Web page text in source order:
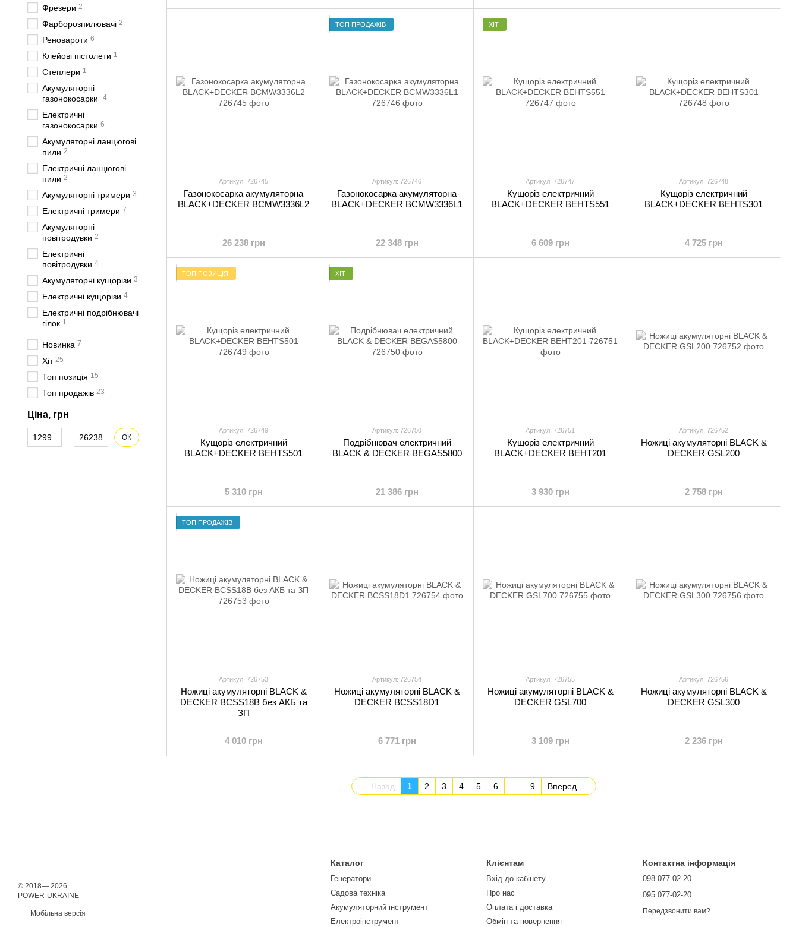
Артикул: 726745
Газонокосарка акумуляторна
BLACK+DECKER BCMW3336L2
26 238 грн
ТОП ПРОДАЖІВ
Артикул: 726746
Газонокосарка акумуляторна
BLACK+DECKER BCMW3336L1
22 348 грн
ХІТ
Артикул: 726747
Кущоріз електричний
BLACK+DECKER BEHTS551
6 609 грн
Артикул: 726748
Кущоріз електричний
BLACK+DECKER BEHTS301
4 725 грн
ТОП ПОЗИЦІЯ
Артикул: 726749
Кущоріз електричний
BLACK+DECKER BEHTS501
5 310 грн
ХІТ
Артикул: 726750
Подрібнювач електричний
BLACK & DECKER BEGAS5800
21 386 грн
Артикул: 726751
Кущоріз електричний
BLACK+DECKER BEHT201
3 930 грн
Артикул: 726752
Ножиці акумуляторні BLACK &
DECKER GSL200
2 758 грн
ТОП ПРОДАЖІВ
Артикул: 726753
Ножиці акумуляторні BLACK &
DECKER BCSS18B без АКБ та
ЗП
4 010 грн
Артикул: 726754
Ножиці акумуляторні BLACK &
DECKER BCSS18D1
6 771 грн
Артикул: 726755
Ножиці акумуляторні BLACK &
DECKER GSL700
3 109 грн
Артикул: 726756
Ножиці акумуляторні BLACK &
DECKER GSL300
2 236 грн
Назад 1 2 3 4 5 6 ... 9 Вперед
Фрезери 2
Фарборозпилювачі 2
Реновароти 6
Клейові пістолети 1
Степлери 1
Акумуляторні
газонокосарки
4
Електричні
газонокосарки 6
Акумуляторні ланцюгові
пили 2
Електричні ланцюгові
пили 2
Акумуляторні тримери 3
Електричні тримери 7
Акумуляторні
повітродувки 2
Електричні
повітродувки 4
Акумуляторні кущорізи 3
Електричні кущорізи 4
Електричні подрібнювачі
гілок 1
Новинка 7
Хіт 25
Топ позиція 15
Топ продажів 23
Ціна, грн
Від Ціна, грн
До Ціна, грн ОК
© 2018— 2026
POWER-UKRAINE
Мобільна версія
Каталог
Генератори
Садова техніка
Акумуляторний інструмент
Електроінструмент
Клієнтам
Вхід до кабінету
Про нас
Оплата і доставка
Обмін та повернення
Контактна інформація
098 077-02-20
095 077-02-20
Передзвонити вам?